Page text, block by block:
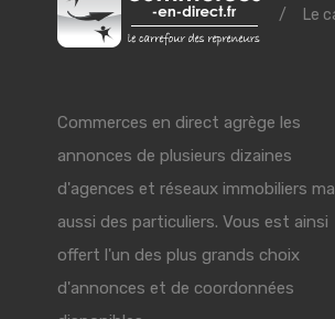
/ Le
Commerces en direct agrège les
annonces de plusieurs dizaines
d'agences et réseaux immobiliers
aussi des particuliers. Vous est ainsi
offert l'un des plus grands choix
d'annonces et de coordonnées